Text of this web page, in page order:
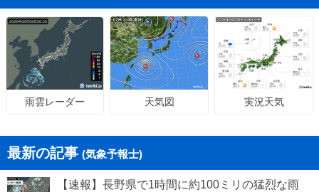
雨雲レーダー 天気図 実況天気
最新の記事 (気象予報士)
【速報】長野県で1時間に約100ミリの猛烈な雨